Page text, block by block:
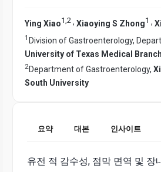
Ying Xiao1,2 , Xiaoying S Zhong1 ,
1 Division of Gastroenterology,
University of Texas Medical
2Department of Gastroenterology,
South University
요약 대본 인사이트
유전 적 감수성, 점막 면역 및 장